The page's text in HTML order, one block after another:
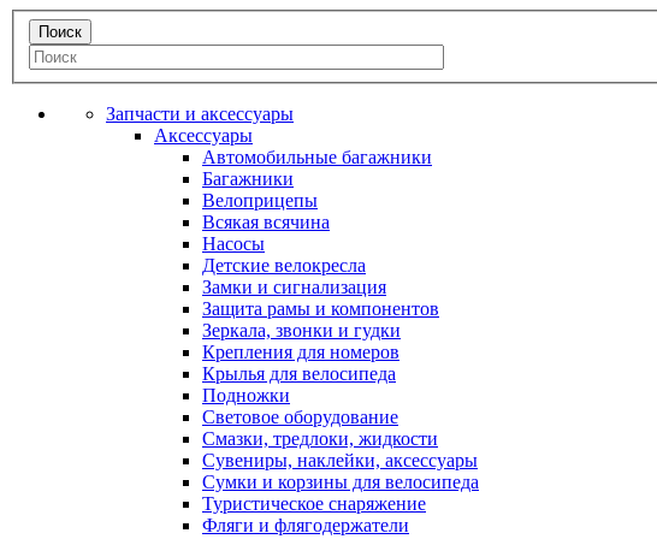
Запчасти и аксессуары
Аксессуары
Автомобильные багажники
Багажники
Велоприцепы
Всякая всячина
Насосы
Детские велокресла
Замки и сигнализация
Защита рамы и компонентов
Зеркала, звонки и гудки
Крепления для номеров
Крылья для велосипеда
Подножки
Световое оборудование
Смазки, тредлоки, жидкости
Сувениры, наклейки, аксессуары
Сумки и корзины для велосипеда
Туристическое снаряжение
Фляги и флягодержатели